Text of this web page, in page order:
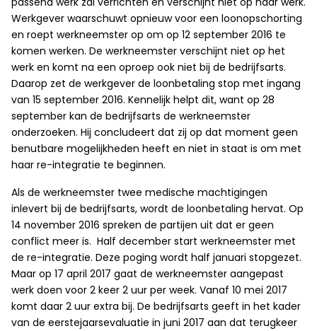
Werkgever waarschuwt opnieuw voor een loonopschorting
en roept werkneemster op om op 12 september 2016 te
komen werken. De werkneemster verschijnt niet op het
werk en komt na een oproep ook niet bij de bedrijfsarts.
Daarop zet de werkgever de loonbetaling stop met ingang
van 15 september 2016. Kennelijk helpt dit, want op 28
september kan de bedrijfsarts de werkneemster
onderzoeken. Hij concludeert dat zij op dat moment geen
benutbare mogelijkheden heeft en niet in staat is om met
haar re-integratie te beginnen.
Als de werkneemster twee medische machtigingen
inlevert bij de bedrijfsarts, wordt de loonbetaling hervat. Op
14 november 2016 spreken de partijen uit dat er geen
conflict meer is. Half december start werkneemster met
de re-integratie. Deze poging wordt half januari stopgezet.
Maar op 17 april 2017 gaat de werkneemster aangepast
werk doen voor 2 keer 2 uur per week. Vanaf 10 mei 2017
komt daar 2 uur extra bij. De bedrijfsarts geeft in het kader
van de eerstejaarsevaluatie in juni 2017 aan dat terugkeer